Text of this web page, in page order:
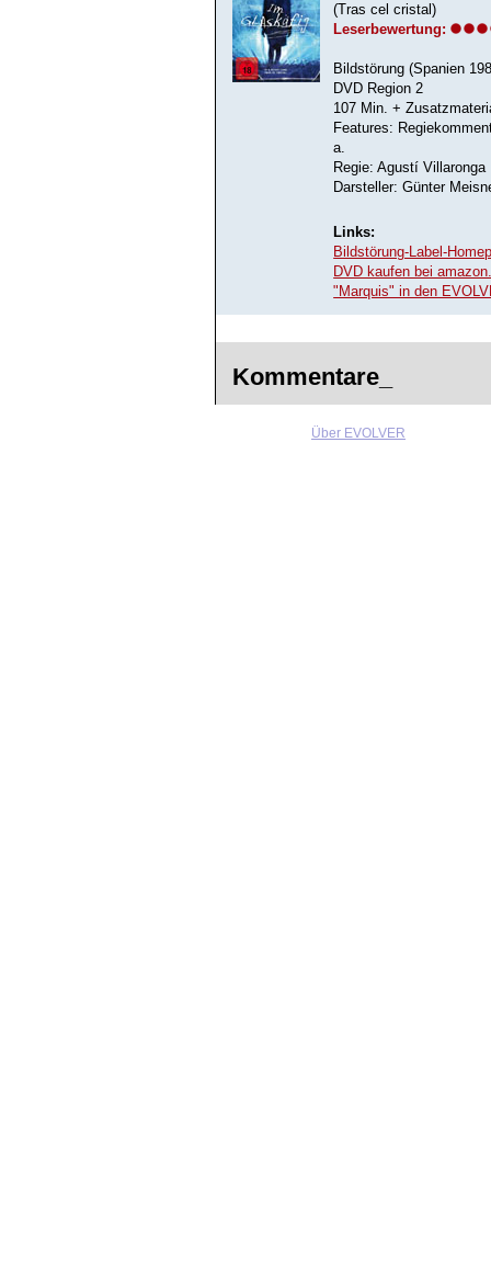
(Tras cel cristal)
Leserbewertung:
Bildstörung (Spanien
DVD Region 2
107 Min. +
Features:
a.
Regie: Agustí Villaronga
Darsteller: Günter
Links:
Bildstörung-Label-
DVD kaufen bei
"Marquis" in den
Kommentare_
Über EVOLVER